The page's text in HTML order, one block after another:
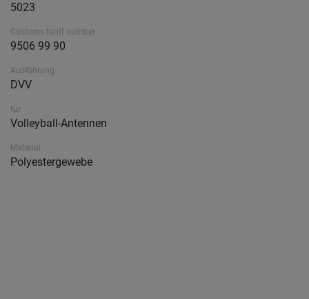
5023
Customs tariff number
9506 99 90
Ausführung
DVV
für
Volleyball-Antennen
Material
Polyestergewebe